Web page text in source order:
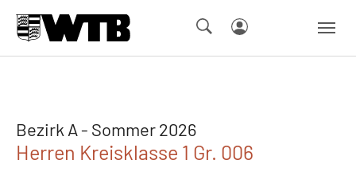
Bezirk A - Sommer 2026
Herren Kreisklasse 1 Gr. 006